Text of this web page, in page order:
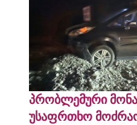
პრობლემური
უსაფრთხო